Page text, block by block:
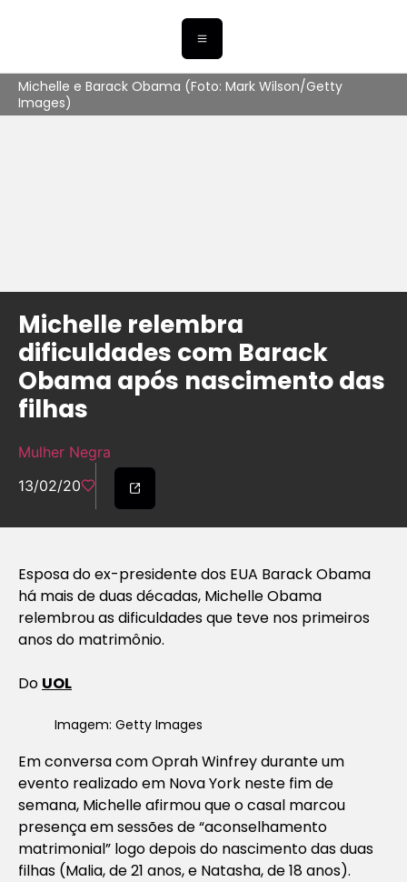
Michelle e Barack Obama (Foto: Mark Wilson/Getty
Images)
Michelle relembra
dificuldades com Barack
Obama após nascimento das
filhas
Mulher Negra
13/02/20
Esposa do ex-presidente dos EUA Barack Obama
há mais de duas décadas, Michelle Obama
relembrou as dificuldades que teve nos primeiros
anos do matrimônio.
Do UOL
Imagem: Getty Images
Em conversa com Oprah Winfrey durante um
evento realizado em Nova York neste fim de
semana, Michelle afirmou que o casal marcou
presença em sessões de “aconselhamento
matrimonial” logo depois do nascimento das duas
filhas (Malia, de 21 anos, e Natasha, de 18 anos).